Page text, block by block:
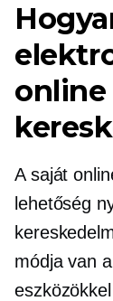
online
A saját
lehetőség
módja van